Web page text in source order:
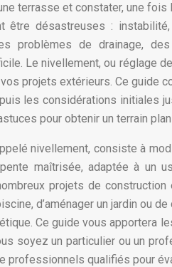
terrasse et constater, une
être désastreuses :
problèmes de drainage,
Le nivellement, ou réglage
projets extérieurs. Ce guide
les considérations initiales
pour obtenir un terrain
nivellement, consiste à
maîtrisée, adaptée à un
projets de construction
d’aménager un jardin ou
Ce guide vous apportera
soyez un particulier ou un
professionnels qualifiés pour